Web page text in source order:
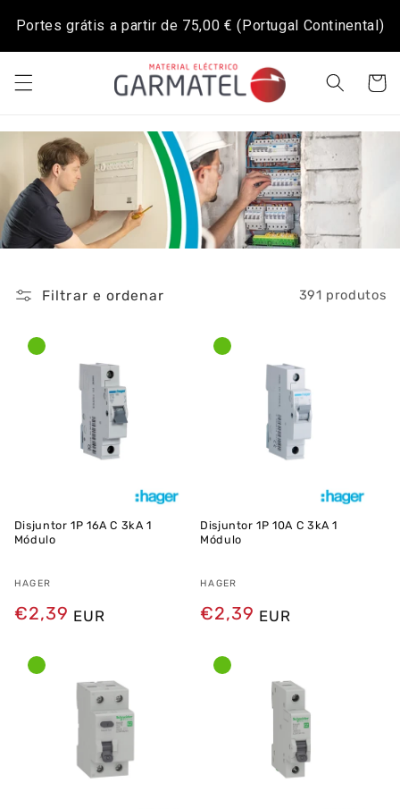
Portes grátis a partir de 75,00 € (Portugal Continental)
para o
conteúdo
Filtrar e ordenar 391 produtos
Disjuntor 1P 16A C 3kA 1
Módulo
Fornecedor:
HAGER
Preço
€2,39 EUR
Disjuntor 1P 10A C 3kA 1
Módulo
Fornecedor:
HAGER
Preço
€2,39 EUR